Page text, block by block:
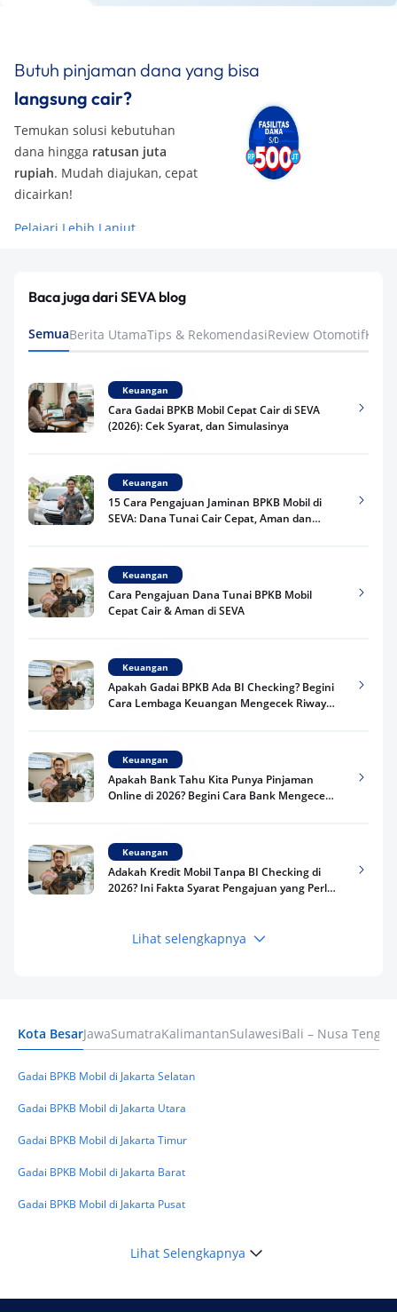
Butuh pinjaman dana yang bisa
langsung cair?
Temukan solusi kebutuhan
dana hingga ratusan juta
rupiah. Mudah diajukan, cepat
dicairkan!
Pelajari Lebih Lanjut
Baca juga dari SEVA blog
SemuaBerita UtamaTips & RekomendasiReview Otomotif
Keuangan
Cara Gadai BPKB Mobil Cepat Cair di SEVA
(2026): Cek Syarat, dan Simulasinya
Keuangan
15 Cara Pengajuan Jaminan BPKB Mobil di
SEVA: Dana Tunai Cair Cepat, Aman dan
Keuangan
Cara Pengajuan Dana Tunai BPKB Mobil
Cepat Cair & Aman di SEVA
Keuangan
Apakah Gadai BPKB Ada BI Checking? Begini
Cara Lembaga Keuangan Mengecek Riwayat
Keuangan
Apakah Bank Tahu Kita Punya Pinjaman
Online di 2026? Begini Cara Bank Mengecek
Keuangan
Adakah Kredit Mobil Tanpa BI Checking di
2026? Ini Fakta Syarat Pengajuan yang Perlu
Keuangan
Keuangan
Masuk BI Checking? Simak Peraturan
Lihat selengkapnya
Kota BesarJawaSumatraKalimantanSulawesiBali – Nusa
Gadai BPKB Mobil di Jakarta Selatan
Gadai BPKB Mobil di Jakarta Utara
Gadai BPKB Mobil di Jakarta Timur
Gadai BPKB Mobil di Jakarta Barat
Gadai BPKB Mobil di Jakarta Pusat
Lihat Selengkapnya